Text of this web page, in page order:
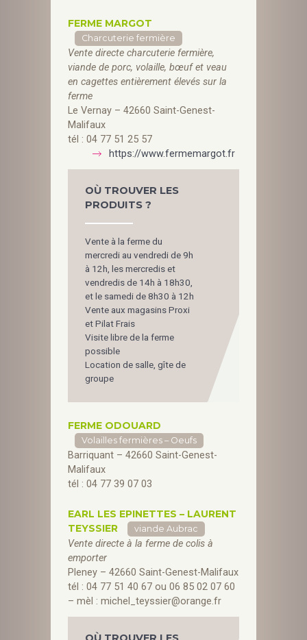
FERME MARGOT
Charcuterie fermière
Vente directe charcuterie fermière,
viande de porc, volaille, bœuf et veau
en cagettes entièrement élevés sur la
ferme
Le Vernay – 42660 Saint-Genest-
Malifaux
tél : 04 77 51 25 57
https://www.fermemargot.fr
OÙ TROUVER LES
PRODUITS ?
Vente à la ferme du
mercredi au vendredi de 9h
à 12h, les mercredis et
vendredis de 14h à 18h30,
et le samedi de 8h30 à 12h
Vente aux magasins Proxi
et Pilat Frais
Visite libre de la ferme
possible
Location de salle, gîte de
groupe
FERME ODOUARD
Volailles fermières – Oeufs
Barriquant – 42660 Saint-Genest-
Malifaux
tél : 04 77 39 07 03
EARL LES EPINETTES – LAURENT
TEYSSIER
viande Aubrac
Vente directe à la ferme de colis à
emporter
Pleney – 42660 Saint-Genest-Malifaux
tél : 04 77 51 40 67 ou 06 85 02 07 60
– mèl : michel_teyssier@orange.fr